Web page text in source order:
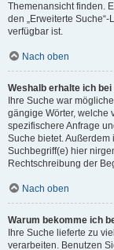
Themenansicht finden.
den „Erweiterte
verfügbar ist.
Nach oben
Weshalb erhalte ich
Ihre Suche war
gängige Wörter, welche
spezifischere Anfrage
Suche bietet.
Suchbegriff(e) hier
Rechtschreibung der
Nach oben
Warum bekomme ich
Ihre Suche lieferte zu
verarbeiten. Benutzen